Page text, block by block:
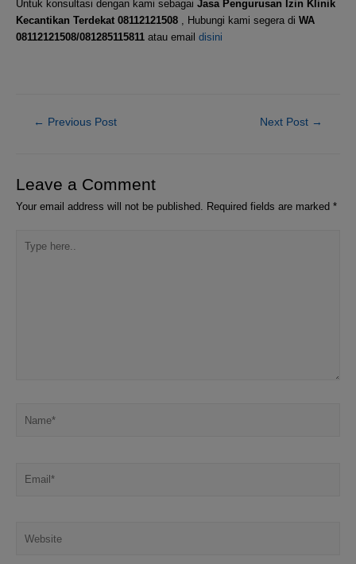
Untuk konsultasi dengan kami sebagai Jasa Pengurusan Izin Klinik
Kecantikan Terdekat 08112121508 , Hubungi kami segera di WA
08112121508/081285115811 atau email disini
← Previous Post Next Post →
Leave a Comment
Your email address will not be published. Required fields are marked *